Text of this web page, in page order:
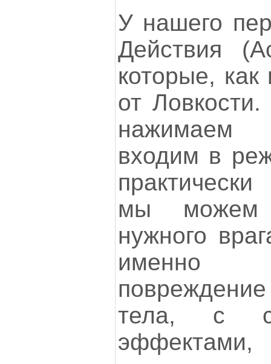
У нашего
Действия
которые,
от
нажимаем
входим в
мы можем
нужного
именно
тела, с
эффектами,